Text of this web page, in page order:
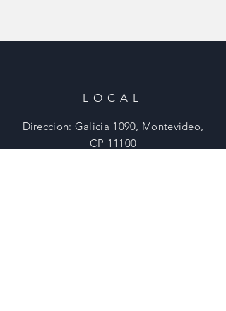
LOCAL
Direccion: Galicia 1090, Montevideo,
CP 11100